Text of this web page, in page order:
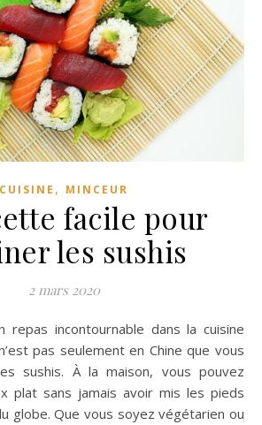
CUISINE , MINCEUR
facile pour
les sushis
2 mars 2020
pas seulement en Chine que vous
sushis. À la maison, vous pouvez
plat sans jamais avoir mis les pieds
globe. Que vous soyez végétarien ou